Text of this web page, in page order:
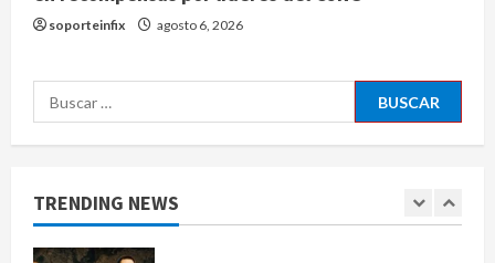
soporteinfix agosto 6, 2026
Buscar:
TRENDING NEWS
promesas de cambio